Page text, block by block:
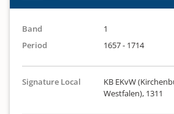
Band
1
Period
1657 - 1714
Signature Local
KB EKvW
Westfalen), 1311